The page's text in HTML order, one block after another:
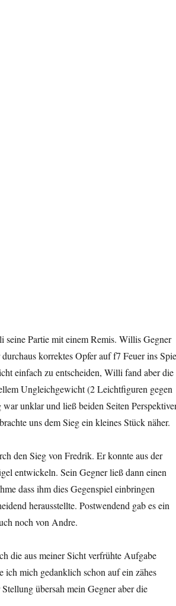
Partie mit einem Remis. Willis Gegner
korrektes Opfer auf f7 Feuer ins
einfach zu entscheiden, Willi fand aber die
Ungleichgewicht (2 Leichtfiguren gegen
unklar und ließ beiden Seiten
uns dem Sieg ein kleines Stück näher.
den Sieg von Fredrik. Er konnte aus der
entwickeln. Sein Gegner ließ dann einen
dass ihm dies Gegenspiel einbringen
herausstellte. Postwendend gab es ein
noch von Andre.
die aus meiner Sicht verfrühte Aufgabe
ich mich gedanklich schon auf ein zähes
übersah mein Gegner aber die